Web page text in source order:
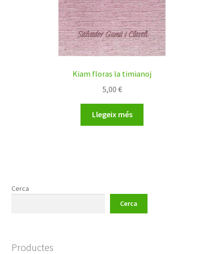
Kiam floras la timianoj
5,00 €
Llegeix més
Cerca
Cerca
Productes